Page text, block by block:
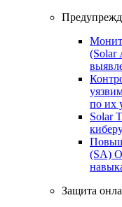
(Solar
по их
Solar
(SA)
Защита